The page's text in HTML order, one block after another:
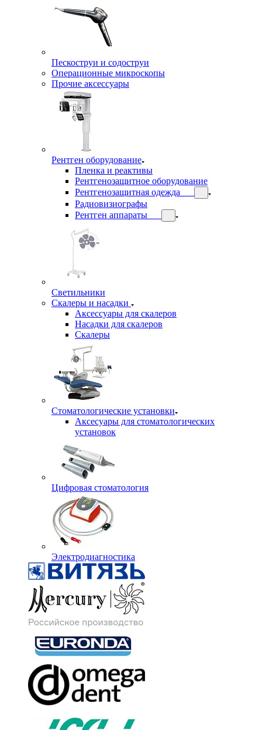
Пескоструи и содоструи
Операционные микроскопы
Прочие аксессуары
Рентген оборудование
Пленка и реактивы
Рентгенозащитное оборудование
Рентгенозащитная одежда
Радиовизиографы
Рентген аппараты
Светильники
Скалеры и насадки
Аксессуары для скалеров
Насадки для скалеров
Скалеры
Стоматологические установки
Аксесуары для стоматологических
установок
Цифровая стоматология
Электродиагностика